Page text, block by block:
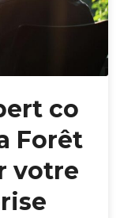
co
Forêt
votre